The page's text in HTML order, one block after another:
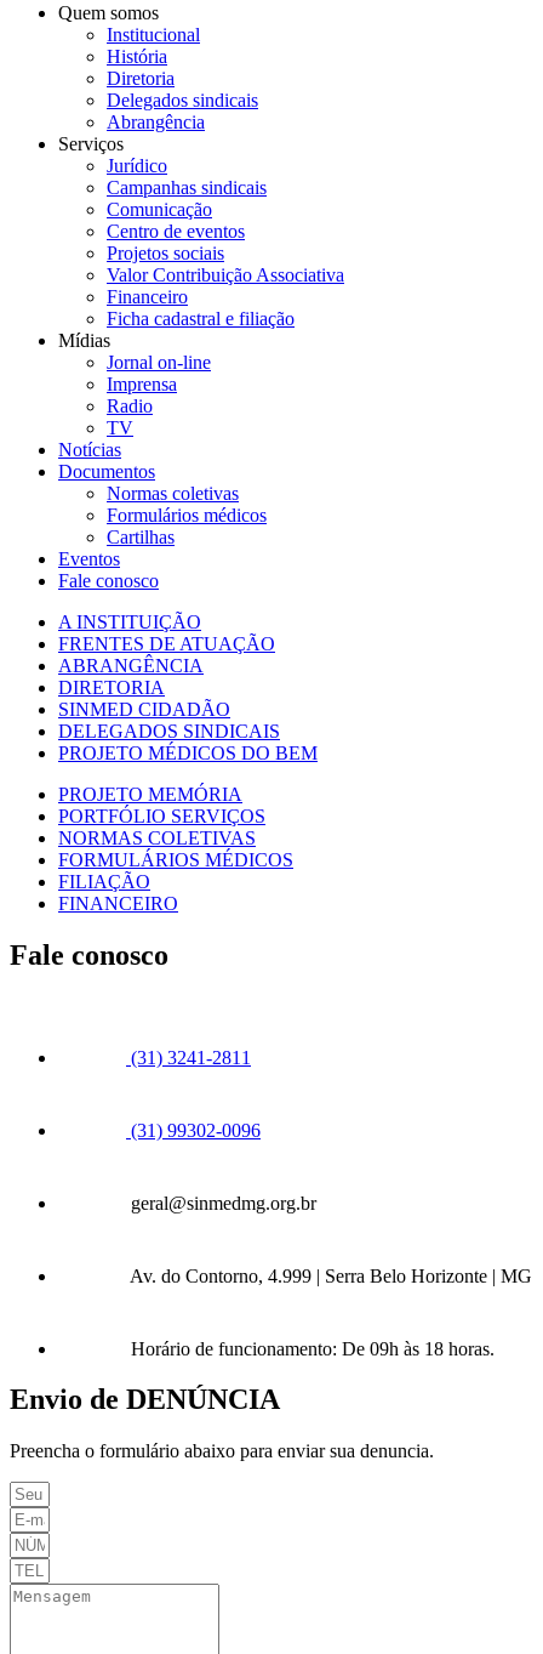
Quem somos
Institucional
História
Diretoria
Delegados sindicais
Abrangência
Serviços
Jurídico
Campanhas sindicais
Comunicação
Centro de eventos
Projetos sociais
Valor Contribuição Associativa
Financeiro
Ficha cadastral e filiação
Mídias
Jornal on-line
Imprensa
Radio
TV
Notícias
Documentos
Normas coletivas
Formulários médicos
Cartilhas
Eventos
Fale conosco
A INSTITUIÇÃO
FRENTES DE ATUAÇÃO
ABRANGÊNCIA
DIRETORIA
SINMED CIDADÃO
DELEGADOS SINDICAIS
PROJETO MÉDICOS DO BEM
PROJETO MEMÓRIA
PORTFÓLIO SERVIÇOS
NORMAS COLETIVAS
FORMULÁRIOS MÉDICOS
FILIAÇÃO
FINANCEIRO
Fale conosco
(31) 3241-2811
(31) 99302-0096
geral@sinmedmg.org.br
Av. do Contorno, 4.999 | Serra Belo Horizonte | MG
Horário de funcionamento: De 09h às 18 horas.
Envio de DENÚNCIA
Preencha o formulário abaixo para enviar sua denuncia.